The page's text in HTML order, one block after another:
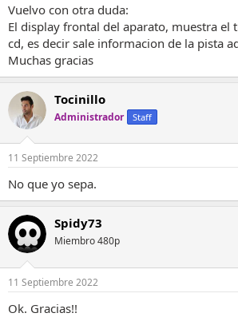
Vuelvo con otra duda:
El display frontal del aparato, muestra el
cd, es decir sale informacion de la pista
Muchas gracias
Tocinillo
Administrador Staff
11 Septiembre 2022
No que yo sepa.
Spidy73
Miembro 480p
11 Septiembre 2022
Ok. Gracias!!